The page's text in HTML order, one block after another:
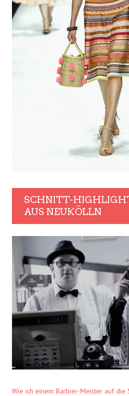
SCHNITT-
AUS NEUKÖLLN
Wie ich einem Barbier-Meister auf die